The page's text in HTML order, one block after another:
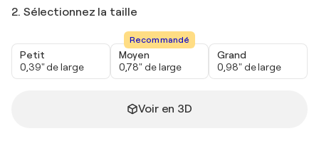
2. Sélectionnez la taille
Petit
0,39" de large
Recommandé
Moyen
0,78" de large
Grand
0,98" de large
Voir en 3D